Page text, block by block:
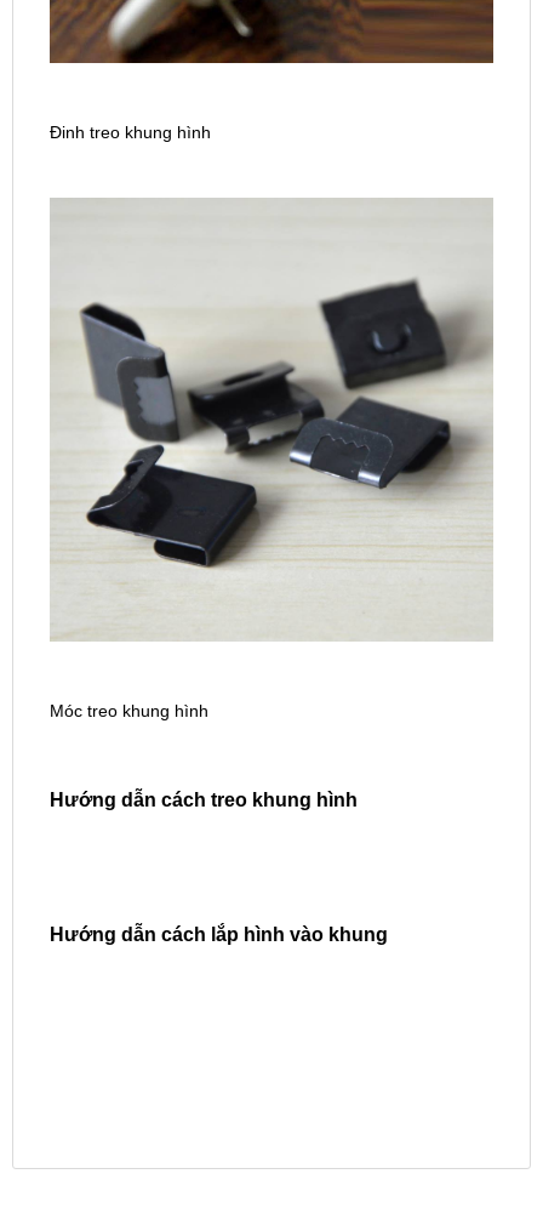
Đinh treo khung hình
Móc treo khung hình
Hướng dẫn cách treo khung hình
Hướng dẫn cách lắp hình vào khung